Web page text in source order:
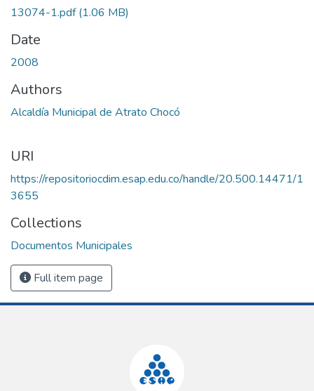
13074-1.pdf(1.06 MB)
Date
2008
Authors
Alcaldía Municipal de Atrato Chocó
URI
https://repositoriocdim.esap.edu.co/handle/20.500.14471/1
3655
Collections
Documentos Municipales
Full item page